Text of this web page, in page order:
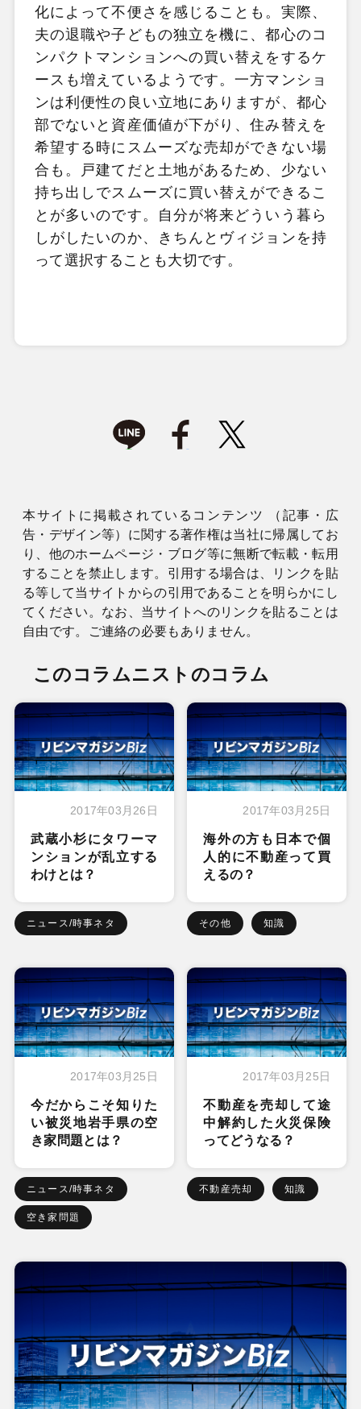
化によって不便さを感じることも。実際、
夫の退職や子どもの独立を機に、都心のコ
ンパクトマンションへの買い替えをするケ
ースも増えているようです。一方マンショ
ンは利便性の良い立地にありますが、都心
部でないと資産価値が下がり、住み替えを
希望する時にスムーズな売却ができない場
合も。戸建てだと土地があるため、少ない
持ち出しでスムーズに買い替えができるこ
とが多いのです。自分が将来どういう暮ら
しがしたいのか、きちんとヴィジョンを持
って選択することも大切です。
本サイトに掲載されているコンテンツ （記事・広
告・デザイン等）に関する著作権は当社に帰属してお
り、他のホームページ・ブログ等に無断で転載・転用
することを禁止します。引用する場合は、リンクを貼
る等して当サイトからの引用であることを明らかにし
てください。なお、当サイトへのリンクを貼ることは
自由です。ご連絡の必要もありません。
このコラムニストのコラム
2017年03月26日
武蔵小杉にタワーマ
ンションが乱立する
わけとは？
ニュース/時事ネタ
2017年03月25日
海外の方も日本で個
人的に不動産って買
えるの？
その他 知識
2017年03月25日
今だからこそ知りた
い被災地岩手県の空
き家問題とは？
ニュース/時事ネタ
空き家問題
2017年03月25日
不動産を売却して途
中解約した火災保険
ってどうなる？
不動産売却 知識